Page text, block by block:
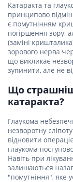
Катаракта та
принципово
є помутнінням
погіршення зору,
(заміні
зорового нерва
що викликає
зупинити, але не
Що
катаракта?
Глаукома
незворотну
відновити
глаукома
Навіть при
залишаються
"помутніння", яке